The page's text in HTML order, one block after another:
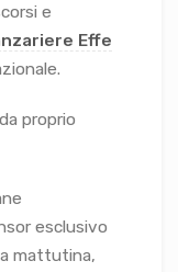
e
Effe
proprio
esclusivo
mattutina,